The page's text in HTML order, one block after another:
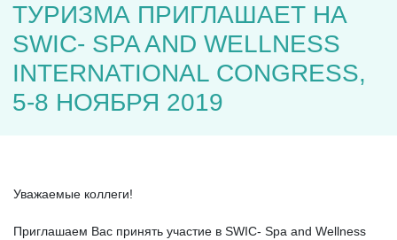
ТУРИЗМА ПРИГЛАШАЕТ НА
SWIC- SPA AND WELLNESS
INTERNATIONAL CONGRESS,
5-8 НОЯБРЯ 2019
Уважаемые коллеги!
Приглашаем Вас принять участие в SWIC- Spa and Wellness